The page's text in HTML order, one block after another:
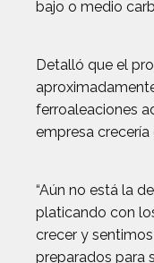
bajo o medio
Detalló que el
ferroaleaciones
empresa crecería
“Aún no está la
platicando con
crecer y
preparados para